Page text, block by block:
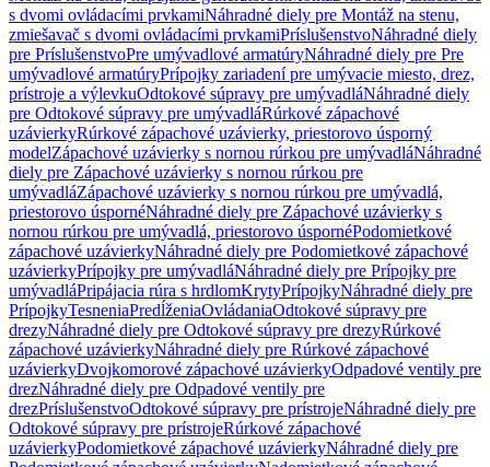
s dvomi ovládacími prvkamiNáhradné diely pre Montáž na stenu,
zmiešavač s dvomi ovládacími prvkamiPríslušenstvoNáhradné diely
pre PríslušenstvoPre umývadlové armatúryNáhradné diely pre Pre
umývadlové armatúryPrípojky zariadení pre umývacie miesto, drez,
prístroje a výlevkuOdtokové súpravy pre umývadláNáhradné diely
pre Odtokové súpravy pre umývadláRúrkové zápachové
uzávierkyRúrkové zápachové uzávierky, priestorovo úsporný
modelZápachové uzávierky s nornou rúrkou pre umývadláNáhradné
diely pre Zápachové uzávierky s nornou rúrkou pre
umývadláZápachové uzávierky s nornou rúrkou pre umývadlá,
priestorovo úspornéNáhradné diely pre Zápachové uzávierky s
nornou rúrkou pre umývadlá, priestorovo úspornéPodomietkové
zápachové uzávierkyNáhradné diely pre Podomietkové zápachové
uzávierkyPrípojky pre umývadláNáhradné diely pre Prípojky pre
umývadláPripájacia rúra s hrdlomKrytyPrípojkyNáhradné diely pre
PrípojkyTesneniaPredĺženiaOvládaniaOdtokové súpravy pre
drezyNáhradné diely pre Odtokové súpravy pre drezyRúrkové
zápachové uzávierkyNáhradné diely pre Rúrkové zápachové
uzávierkyDvojkomorové zápachové uzávierkyOdpadové ventily pre
drezNáhradné diely pre Odpadové ventily pre
drezPríslušenstvoOdtokové súpravy pre prístrojeNáhradné diely pre
Odtokové súpravy pre prístrojeRúrkové zápachové
uzávierkyPodomietkové zápachové uzávierkyNáhradné diely pre